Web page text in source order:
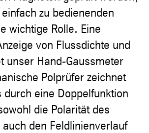
zu bedienenden
wichtige Rolle. Eine
von Flussdichte und
unser Hand-Gaussmeter
Polprüfer zeichnet
durch eine Doppelfunktion
die Polarität des
auch den Feldlinienverlauf